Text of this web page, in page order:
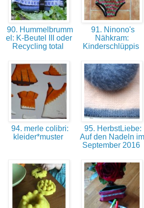
90. Hummelbrumm
el: K-Beutel III oder
Recycling total
91. Ninono's
Nähkram:
Kinderschlüppis
94. merle colibri:
kleider*muster
95. HerbstLiebe:
Auf den Nadeln im
September 2016